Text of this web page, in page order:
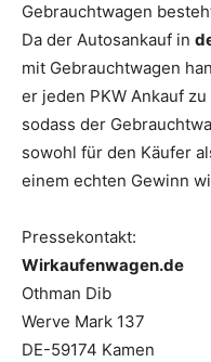
Gebrauchtwagen
Da der Autosankauf in
mit Gebrauchtwagen
er jeden PKW Ankauf
sodass der
sowohl für den Käufer
einem echten Gewinn
Pressekontakt:
Wirkaufenwagen.de
Othman Dib
Werve Mark 137
DE-59174 Kamen